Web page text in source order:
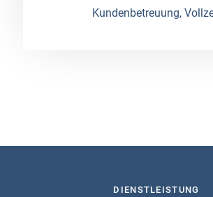
Kundenbetreuung,
DIENSTLEISTUNG